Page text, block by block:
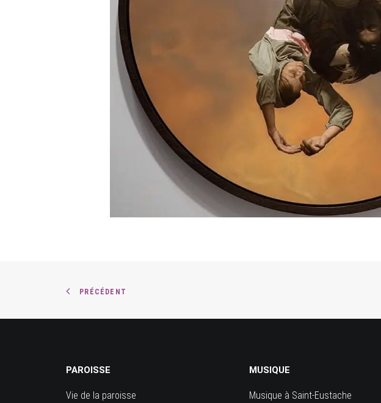
PRÉCÉDENT
PAROISSE
Vie de la paroisse
MUSIQUE
Musique à Saint-Eustache